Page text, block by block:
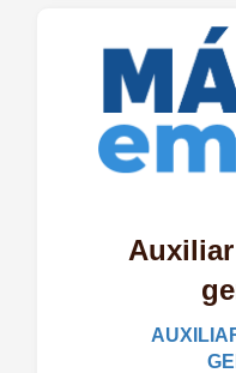
AOXLAB S.A.S
APPLUS
ARAUJO IBARRA
INTERNACIONALES
ARIAFINA S.A.S